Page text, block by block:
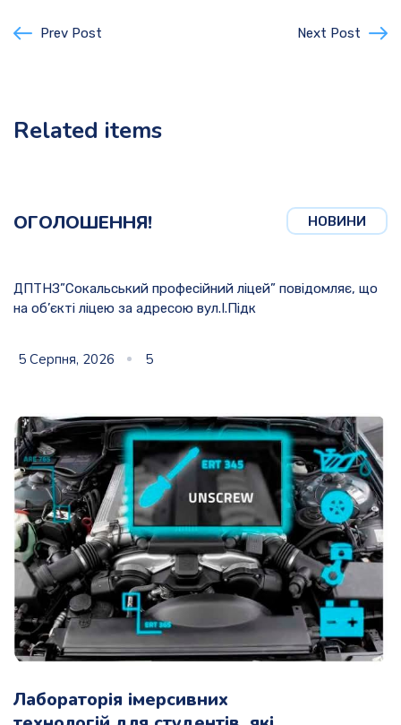
Prev Post Next Post
Related items
НОВИНИ
ОГОЛОШЕННЯ!
ДПТНЗ”Сокальський професійний ліцей” повідомляє, що
на об’єкті ліцею за адресою вул.І.Підк
5 Серпня, 2026 5
Лабораторія імерсивних